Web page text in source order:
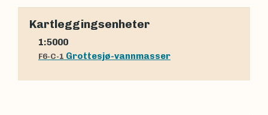
Kartleggingsenheter
1:5000
F6-C-1 Grottesjø-vannmasser